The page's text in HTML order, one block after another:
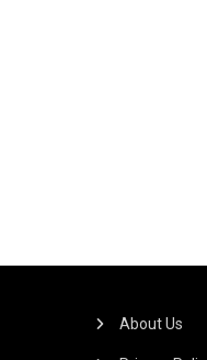
About Us